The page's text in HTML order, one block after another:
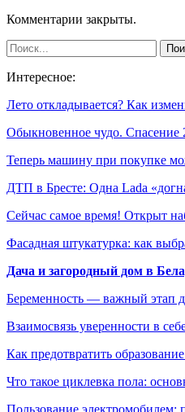
Комментарии закрыты.
Интересное:
Лето откладывается? Как
Обыкновенное чудо. Спасение
Теперь машину при покупке
ДТП в Бресте: Одна Lada
Сейчас самое время! Открыт
Фасадная штукатурка: как
Дача и загородный дом в
Беременность — важный этап
Взаимосвязь уверенности в
Как предотвратить
Что такое циклевка пола:
Пользование электромобилем: